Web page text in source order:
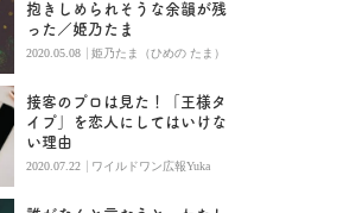
抱きしめられそうな余韻が残
った／姫乃たま
2020.05.08 | 姫乃たま（ひめの たま）
接客のプロは見た！「王様タ
イプ」を恋人にしてはいけな
い理由
2020.07.22 | ワイルドワン広報Yuka